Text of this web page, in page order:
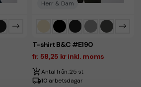
Herr & Dam
T-shirt B&C #E190
fr. 58,25 kr inkl. moms
Antal från: 25 st
10 arbetsdagar